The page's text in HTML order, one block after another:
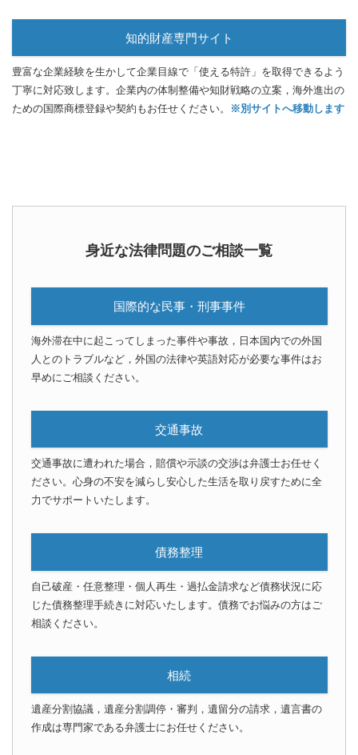
知的財産専門サイト
豊富な企業経験を生かして企業目線で「使える特許」を取得できるよう
丁寧に対応致します。企業内の体制整備や知財戦略の立案，海外進出の
ための国際商標登録や契約もお任せください。
※別サイトへ移動します
身近な法律問題のご相談一覧
国際的な民事・刑事事件
海外滞在中に起こってしまった事件や事故，日本国内での外国
人とのトラブルなど，外国の法律や英語対応が必要な事件はお
早めにご相談ください。
交通事故
交通事故に遭われた場合，賠償や示談の交渉は弁護士お任せく
ださい。心身の不安を減らし安心した生活を取り戻すために全
力でサポートいたします。
債務整理
自己破産・任意整理・個人再生・過払金請求など債務状況に応
じた債務整理手続きに対応いたします。債務でお悩みの方はご
相談ください。
相続
遺産分割協議，遺産分割調停・審判，遺留分の請求，遺言書の
作成は専門家である弁護士にお任せください。